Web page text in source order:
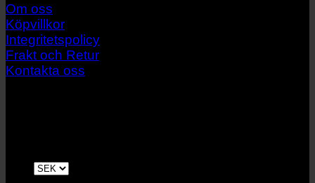
Om oss
Köpvillkor
Integritetspolicy
Frakt och Retur
Kontakta oss